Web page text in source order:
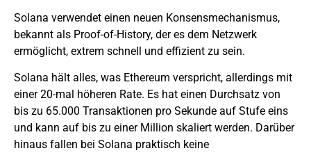
Solana verwendet einen neuen Konsensmechanismus,
bekannt als Proof-of-History, der es dem Netzwerk
ermöglicht, extrem schnell und effizient zu sein.
Solana hält alles, was Ethereum verspricht, allerdings mit
einer 20-mal höheren Rate. Es hat einen Durchsatz von
bis zu 65.000 Transaktionen pro Sekunde auf Stufe eins
und kann auf bis zu einer Million skaliert werden. Darüber
hinaus fallen bei Solana praktisch keine